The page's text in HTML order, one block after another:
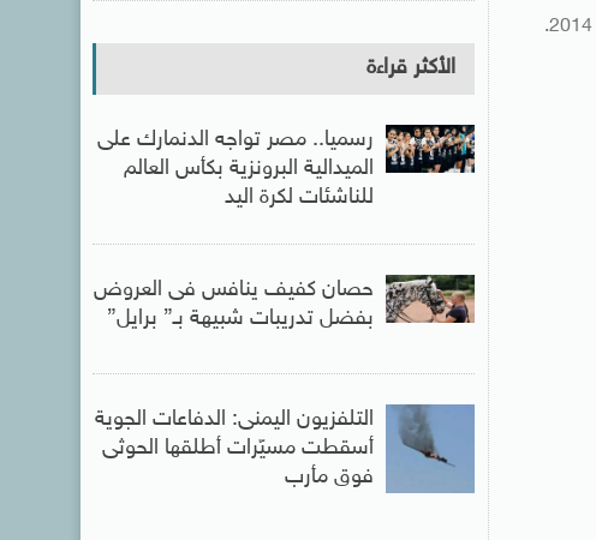
الأكثر قراءة
رسميا.. مصر تواجه الدنمارك على
الميدالية البرونزية بكأس العالم
للناشئات لكرة اليد
حصان كفيف ينافس فى العروض
بفضل تدريبات شبيهة بـ” برايل”
التلفزيون اليمنى: الدفاعات الجوية
أسقطت مسيّرات أطلقها الحوثى
فوق مأرب